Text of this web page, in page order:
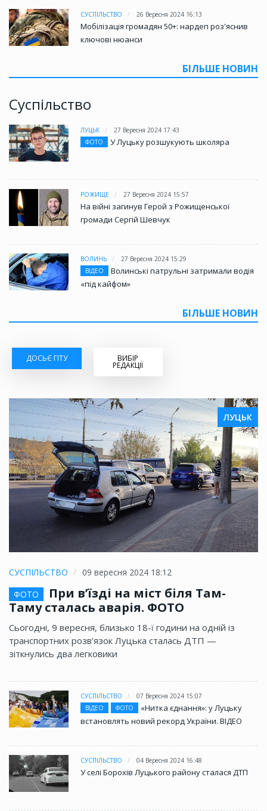
СУСПІЛЬСТВО 26 Вересня 2024 16:13
Мобілізація громадян 50+: нардеп роз'яснив
ключові нюанси
БІЛЬШЕ НОВИН
Суспільство
ЛУЦЬК
27 Вересня 2024 17:43
ФОТО
У Луцьку розшукують школяра
РОЖИЩЕ 27 Вересня 2024 15:57
На війні загинув Герой з Рожищенської
громади Сергій Шевчук
ВОЛИНЬ
27 Вересня 2024 15:29
ВІДЕО
Волинські патрульні затримали водія
«під кайфом»
БІЛЬШЕ НОВИН
ДОСЬЄ ГІТУ ВИБІР
РЕДАКЦІЇ
ЛУЦЬК
СУСПІЛЬСТВО
09 вересня 2024 18:12
ФОТО
При в’їзді на міст біля Там-
Таму сталась аварія. ФОТО
Сьогодні, 9 вересня, близько 18-ї години на одній із
транспортних розв’язок Луцька сталась ДТП —
зіткнулись два легковики
СУСПІЛЬСТВО
07 Вересня 2024 15:07
ВІДЕО
ФОТО
«Нитка єднання»: у Луцьку
встановлять новий рекорд України. ВІДЕО
СУСПІЛЬСТВО 04 Вересня 2024 16:48
У селі Борохів Луцького району сталася ДТП